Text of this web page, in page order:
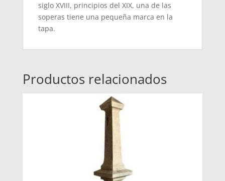
siglo XVIII, principios del XIX, una de las
soperas tiene una pequeña marca en la
tapa.
Productos relacionados